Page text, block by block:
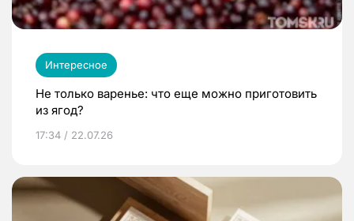
Интересное
Не только варенье: что еще можно приготовить
из ягод?
17:34 / 22.07.26